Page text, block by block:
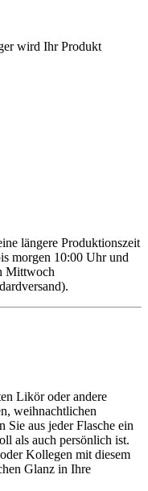
wird Ihr Produkt
längere Produktionszeit
morgen 10:00 Uhr und
Mittwoch
Likör oder andere
weihnachtlichen
aus jeder Flasche ein
als auch persönlich ist.
Kollegen mit diesem
Glanz in Ihre